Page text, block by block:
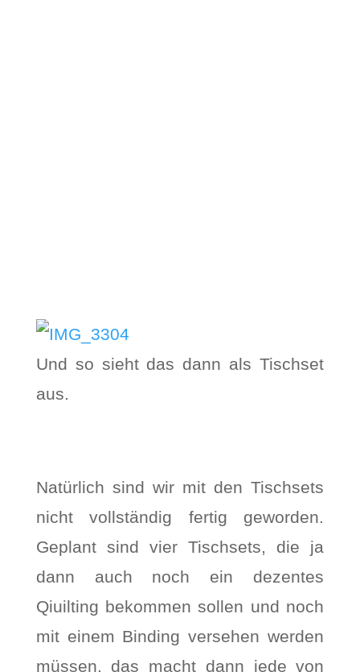
Und so sieht das dann als Tischset
aus.
Natürlich sind wir mit den Tischsets
nicht vollständig fertig geworden.
Geplant sind vier Tischsets, die ja
dann auch noch ein dezentes
Qiuilting bekommen sollen und noch
mit einem Binding versehen werden
müssen. das macht dann jede von